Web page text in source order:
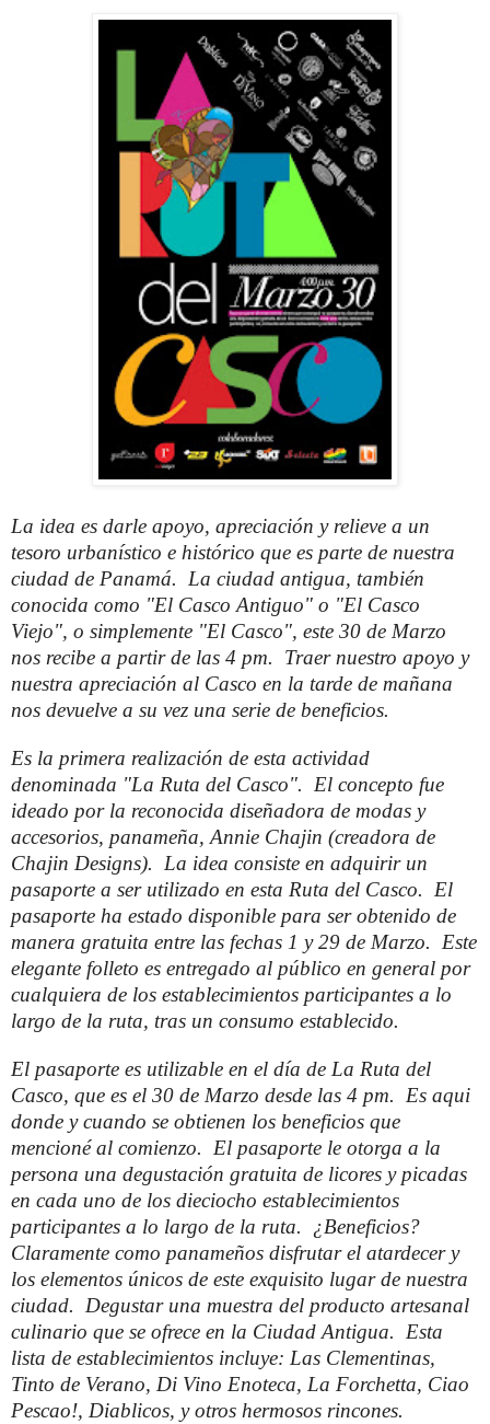
La idea es darle apoyo, apreciación y relieve a un
tesoro urbanístico e histórico que es parte de nuestra
ciudad de Panamá. La ciudad antigua, también
conocida como "El Casco Antiguo" o "El Casco
Viejo", o simplemente "El Casco", este 30 de Marzo
nos recibe a partir de las 4 pm. Traer nuestro apoyo y
nuestra apreciación al Casco en la tarde de mañana
nos devuelve a su vez una serie de beneficios.
Es la primera realización de esta actividad
denominada "La Ruta del Casco". El concepto fue
ideado por la reconocida diseñadora de modas y
accesorios, panameña, Annie Chajin (creadora de
Chajin Designs). La idea consiste en adquirir un
pasaporte a ser utilizado en esta Ruta del Casco. El
pasaporte ha estado disponible para ser obtenido de
manera gratuita entre las fechas 1 y 29 de Marzo. Este
elegante folleto es entregado al público en general por
cualquiera de los establecimientos participantes a lo
largo de la ruta, tras un consumo establecido.
El pasaporte es utilizable en el día de La Ruta del
Casco, que es el 30 de Marzo desde las 4 pm. Es aqui
donde y cuando se obtienen los beneficios que
mencioné al comienzo. El pasaporte le otorga a la
persona una degustación gratuita de licores y picadas
en cada uno de los dieciocho establecimientos
participantes a lo largo de la ruta. ¿Beneficios?
Claramente como panameños disfrutar el atardecer y
los elementos únicos de este exquisito lugar de nuestra
ciudad. Degustar una muestra del producto artesanal
culinario que se ofrece en la Ciudad Antigua. Esta
lista de establecimientos incluye: Las Clementinas,
Tinto de Verano, Di Vino Enoteca, La Forchetta, Ciao
Pescao!, Diablicos, y otros hermosos rincones.